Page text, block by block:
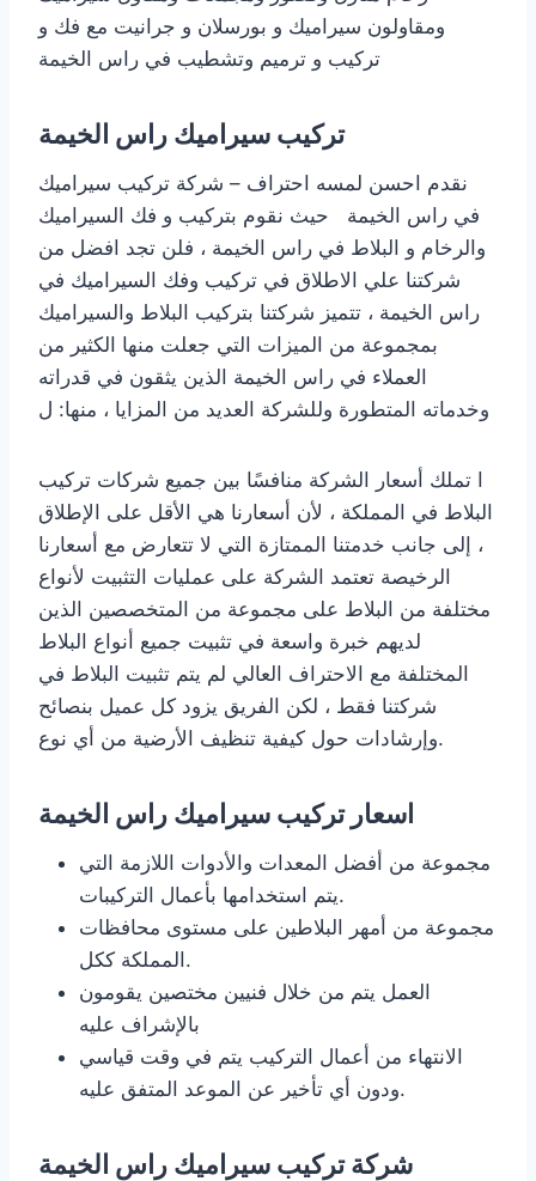
ومقاولون سيراميك و بورسلان و جرانيت مع فك و
تركيب و ترميم وتشطيب في راس الخيمة
تركيب سيراميك راس الخيمة
نقدم احسن لمسه احتراف – شركة تركيب سيراميك
في راس الخيمة حيث نقوم بتركيب و فك السيراميك
والرخام و البلاط في راس الخيمة ، فلن تجد افضل من
شركتنا علي الاطلاق في تركيب وفك السيراميك في
راس الخيمة ، تتميز شركتنا بتركيب البلاط والسيراميك
بمجموعة من الميزات التي جعلت منها الكثير من
العملاء في راس الخيمة الذين يثقون في قدراته
وخدماته المتطورة وللشركة العديد من المزايا ، منها: ل
ا تملك أسعار الشركة منافسًا بين جميع شركات تركيب
البلاط في المملكة ، لأن أسعارنا هي الأقل على الإطلاق
، إلى جانب خدمتنا الممتازة التي لا تتعارض مع أسعارنا
الرخيصة تعتمد الشركة على عمليات التثبيت لأنواع
مختلفة من البلاط على مجموعة من المتخصصين الذين
لديهم خبرة واسعة في تثبيت جميع أنواع البلاط
المختلفة مع الاحتراف العالي لم يتم تثبيت البلاط في
شركتنا فقط ، لكن الفريق يزود كل عميل بنصائح
وإرشادات حول كيفية تنظيف الأرضية من أي نوع.
‎اسعار تركيب سيراميك راس الخيمة
مجموعة من أفضل المعدات والأدوات اللازمة التي
يتم استخدامها بأعمال التركيبات.
مجموعة من أمهر البلاطين على مستوى محافظات
المملكة ككل.
العمل يتم من خلال فنيين مختصين يقومون
بالإشراف عليه
الانتهاء من أعمال التركيب يتم في وقت قياسي
ودون أي تأخير عن الموعد المتفق عليه.
شركة تركيب سيراميك راس الخيمة